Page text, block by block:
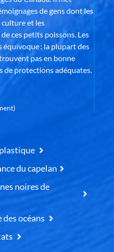
de gens dont les
culture et les
ces petits poissons. Les
équivoque : la plupart des
pas en bonne
de protections adéquates.
du capelan
noires de
des océans